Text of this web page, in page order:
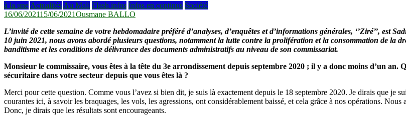
à la une Actualités Au Mali Flash infos Infos en continus Société
16/06/202115/06/2021Ousmane BALLO
L’invité de cette semaine de votre hebdomadaire préféré d’analyses, d’enquêtes et d’informations générales, ‘’Ziré’’,
10 juin 2021, nous avons abordé plusieurs questions, notamment la lutte contre la prolifération et la consommation de la
banditisme et les conditions de délivrance des documents administratifs au niveau de son commissariat.
Monsieur le commissaire, vous êtes à la tête du 3e arrondissement depuis septembre 2020 ; il y a donc moins d’un an.
sécuritaire dans votre secteur depuis que vous êtes là ?
Merci pour cette question. Comme vous l’avez si bien dit, je suis là exactement depuis le 18 septembre 2020. Je dirais que je
courantes ici, à savoir les braquages, les vols, les agressions, ont considérablement baissé, et cela grâce à nos opérations.
Donc, je dirais que les résultats sont encourageants.